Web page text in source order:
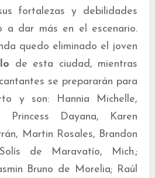
fortalezas y debilidades
a dar más en el escenario.
quedo eliminado el joven
de esta ciudad, mientras
se prepararán para
y son: Hannia Michelle,
Princess Dayana, Karen
Martin Rosales, Brandon
de Maravatío, Mich.;
Bruno de Morelia; Raúl